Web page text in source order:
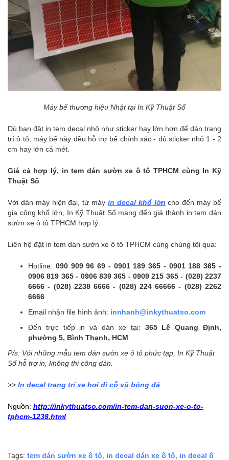
Máy bế thương hiệu Nhật tại In Kỹ Thuật Số
Dù bạn đặt in tem decal nhỏ như sticker hay lớn hơn để dán trang
trí ô tô, máy bế này đều hỗ trợ bế chính xác - dù sticker nhỏ 1 - 2
cm hay lớn cả mét.
Giá cả hợp lý, in tem dán sườn xe ô tô TPHCM cùng In Kỹ
Thuật Số
Với dàn máy hiện đại, từ máy in decal khổ lớn cho đến máy bế
gia công khổ lớn, In Kỹ Thuật Số mang đến giá thành in tem dán
sườn xe ô tô TPHCM hợp lý.
Liên hệ đặt in tem dán sườn xe ô tô TPHCM cùng chúng tôi qua:
Hotline: 090 909 96 69 - 0901 189 365 - 0901 188 365 -
0906 819 365 - 0906 839 365 - 0909 215 365 - (028) 2237
6666 - (028) 2238 6666 - (028) 224 66666 - (028) 2262
6666
Email nhận file hình ảnh: innhanh@inkythuatso.com
Đến trực tiếp in và dán xe tại: 365 Lê Quang Định,
phường 5, Bình Thạnh, HCM
P/s: Với những mẫu tem dán sườn xe ô tô phức tạp, In Kỹ Thuật
Số hỗ trợ in, không thi công dán.
>> In decal trang trí xe hơi đi cỗ vũ bóng đá
Nguồn: http://inkythuatso.com/in-tem-dan-suon-xe-o-to-
tphcm-1238.html
Tags: tem dán sườn xe ô tô in decal dán xe ô tô
in decal ô